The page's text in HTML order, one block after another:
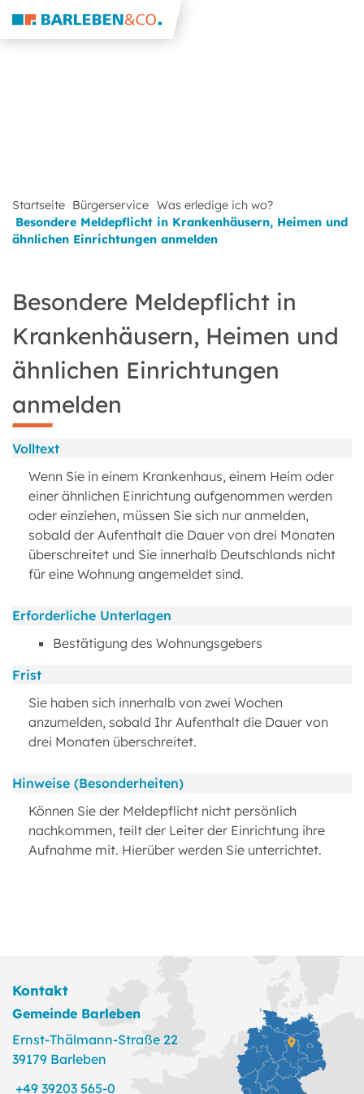
Startseite Bürgerservice Was erledige ich wo?
Besondere Meldepflicht in Krankenhäusern, Heimen und
ähnlichen Einrichtungen anmelden
Besondere Meldepflicht in
Krankenhäusern, Heimen und
ähnlichen Einrichtungen
anmelden
Volltext
Wenn Sie in einem Krankenhaus, einem Heim oder
einer ähnlichen Einrichtung aufgenommen werden
oder einziehen, müssen Sie sich nur anmelden,
sobald der Aufenthalt die Dauer von drei Monaten
überschreitet und Sie innerhalb Deutschlands nicht
für eine Wohnung angemeldet sind.
Erforderliche Unterlagen
Bestätigung des Wohnungsgebers
Frist
Sie haben sich innerhalb von zwei Wochen
anzumelden, sobald Ihr Aufenthalt die Dauer von
drei Monaten überschreitet.
Hinweise (Besonderheiten)
Können Sie der Meldepflicht nicht persönlich
nachkommen, teilt der Leiter der Einrichtung ihre
Aufnahme mit. Hierüber werden Sie unterrichtet.
Kontakt
Gemeinde Barleben
Ernst-Thälmann-Straße 22
39179 Barleben
+49 39203 565-0